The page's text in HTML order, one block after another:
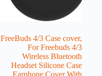
FreeBuds 4/3 Case cover,
For Freebuds 4/3
Wireless Bluetooth
Headset Silicone Case